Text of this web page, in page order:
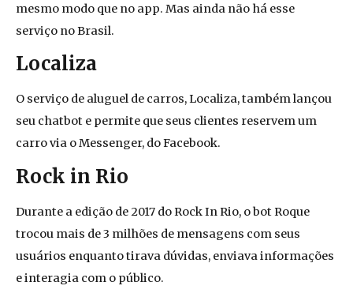
mesmo modo que no app. Mas ainda não há esse
serviço no Brasil.
Localiza
O serviço de aluguel de carros, Localiza, também lançou
seu chatbot e permite que seus clientes reservem um
carro via o Messenger, do Facebook.
Rock in Rio
Durante a edição de 2017 do Rock In Rio, o bot Roque
trocou mais de 3 milhões de mensagens com seus
usuários enquanto tirava dúvidas, enviava informações
e interagia com o público.